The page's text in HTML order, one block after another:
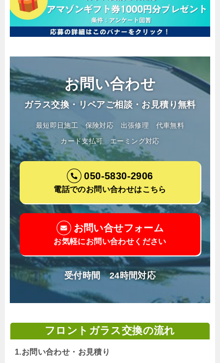
お問い合わせ
ガラス交換・リペアご相談・お見積り無料
最短即日施工 保険対応 出張修理
代車無料
カード支払可
エーミング対応
050-5830-2906
電話でのお問い合わせはこちら
お問い合せフォーム
お気軽にお問い合わせください
受付時間 24時間対応
フロントガラス交換の流れ
1.お問い合わせ・お見積り